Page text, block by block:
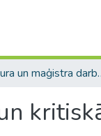
Bakalaura un